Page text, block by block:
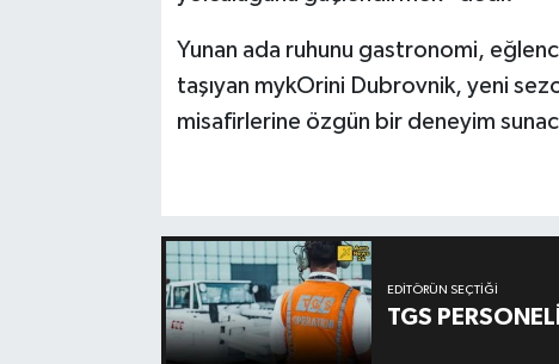
Yunan ada ruhunu gastronomi,
taşıyan mykOrini Dubrovnik, yeni
misafirlerine özgün bir deneyim
EDITÖRÜN SEÇTIĞI
TGS